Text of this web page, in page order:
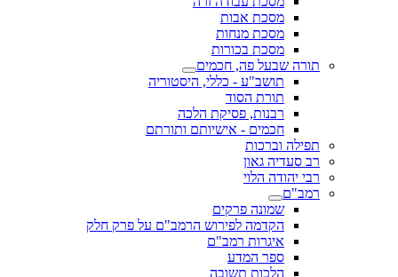
מסכת אבות
מסכת מנחות
מסכת בכורות
תורה שבעל פה, חכמים
תושב"ע - כללי, היסטוריה
תורת הסוד
רבנות, פסיקת הלכה
חכמים - אישיותם ותורתם
תפילה וברכות
רב סעדיה גאון
רבי יהודה הלוי
רמב"ם
שמונה פרקים
הקדמה לפירוש הרמב"ם על פרק חלק
איגרות רמב"ם
ספר המדע
הלכות תשובה